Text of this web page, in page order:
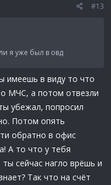
#13
я уже был в овд
имеешь в виду то что
МЧС, а потом отвезли
убежал, попросил
Потом опять
обратно в офис
А то что у тебя
сейчас нагло врёшь и
Так что на счёт